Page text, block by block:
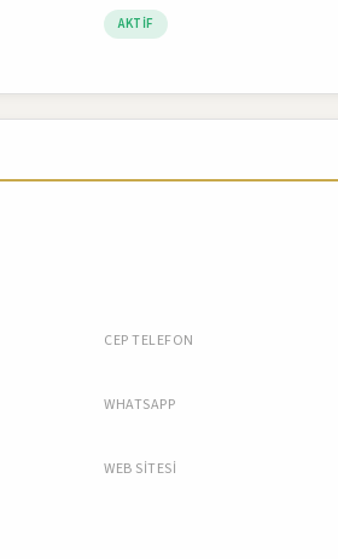
AKTIF
CEP TELEFON
WHATSAPP
WEB SITESI